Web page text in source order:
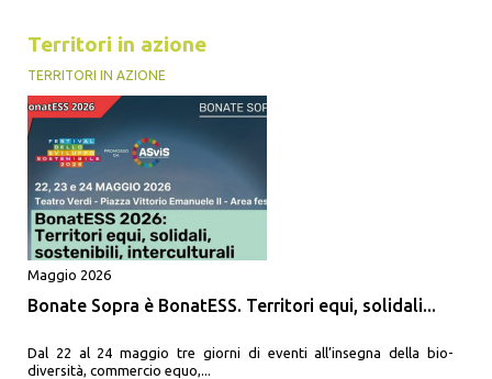
Territori in azione
TERRITORI IN AZIONE
Maggio 2026
Bonate Sopra è BonatESS. Territori equi, solidali...
Dal 22 al 24 maggio tre giorni di eventi all’insegna della bio-
diversità, commercio equo,...